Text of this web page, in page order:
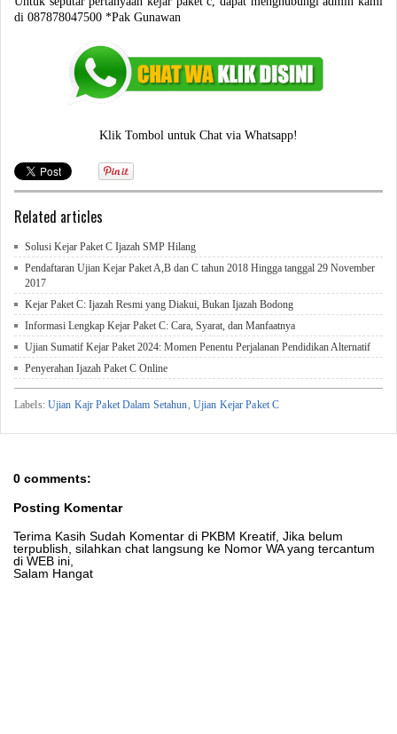
di 087878047500 *Pak Gunawan
Klik Tombol untuk Chat via Whatsapp!
Related articles
Solusi Kejar Paket C Ijazah SMP Hilang
Pendaftaran Ujian Kejar Paket A,B dan C tahun 2018 Hingga tanggal 29 November
2017
Kejar Paket C: Ijazah Resmi yang Diakui, Bukan Ijazah Bodong
Informasi Lengkap Kejar Paket C: Cara, Syarat, dan Manfaatnya
Ujian Sumatif Kejar Paket 2024: Momen Penentu Perjalanan Pendidikan Alternatif
Penyerahan Ijazah Paket C Online
Labels: Ujian Kajr Paket Dalam Setahun Ujian Kejar Paket C
0 comments:
Posting Komentar
Terima Kasih Sudah Komentar di PKBM Kreatif, Jika belum
terpublish, silahkan chat langsung ke Nomor WA yang tercantum
di WEB ini,
Salam Hangat